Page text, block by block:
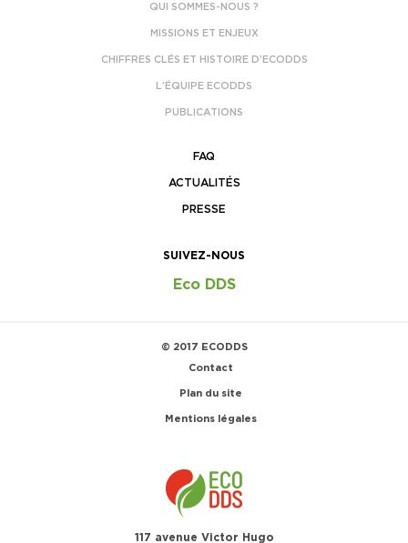
QUI SOMMES-NOUS ?
MISSIONS ET ENJEUX
CHIFFRES CLÉS ET HISTOIRE D’ECODDS
L’ÉQUIPE ECODDS
PUBLICATIONS
FAQ
ACTUALITÉS
PRESSE
SUIVEZ-NOUS
Eco DDS
© 2017 ECODDS
Contact
Plan du site
Mentions légales
117 avenue Victor Hugo